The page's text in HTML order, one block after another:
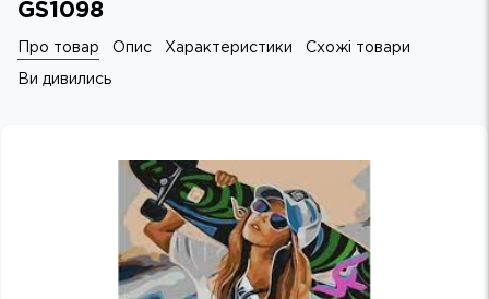
GS1098
Про товар Опис Характеристики Схожі товари
Ви дивились